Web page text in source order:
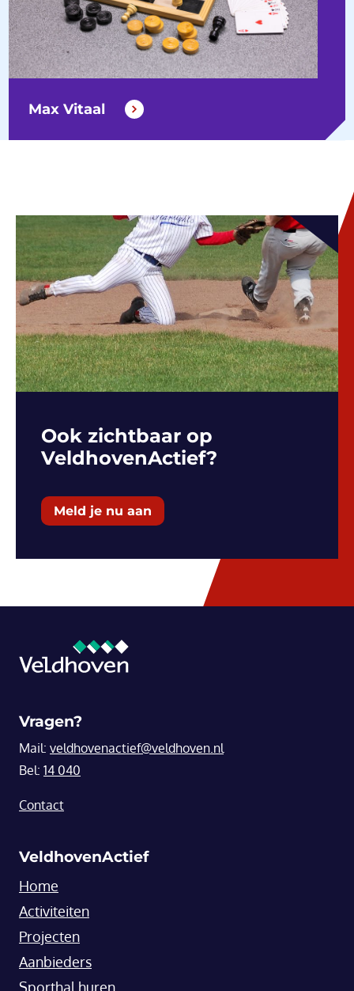
Max Vitaal
Ook zichtbaar op
VeldhovenActief?
Meld je nu aan
Vragen?
Mail: veldhovenactief@veldhoven.nl
Bel: 14 040
Contact
VeldhovenActief
Home
Activiteiten
Projecten
Aanbieders
Sporthal huren